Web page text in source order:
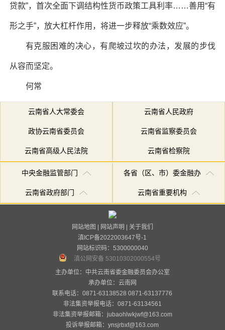
贷款”，首次全面下调结构性货币政策工具利率……善用“有
形之手”，放大杠杆作用，将进一步释放“乘数效应”。
有克服困难的决心，有爬坡过坎的办法，发展的步伐
从容而坚定。
何常
云南省人大常委会 云南省人民政府
政协云南省委员会 云南省监察委员会
云南省高级人民法院 云南省检察院
中央金融监管部门 各省（区、市）委金融办
云南省政府部门 云南省重要机构
网站地图 | 网站声明 | 关于我们
滇ICP备2022003647号-1
网站标识码：5300000040
滇公网安备 53010302000554号
主办单位：中共云南省委金融委员会办公室
承办单位： 云南网
联系电话：0871-63138528 0871-63137776
非法集资举报电话：0871-63134561
非法集资举报邮箱：jubaohlwkjwf@163.com
投诉举报邮箱：ynsjrbxf@163.com